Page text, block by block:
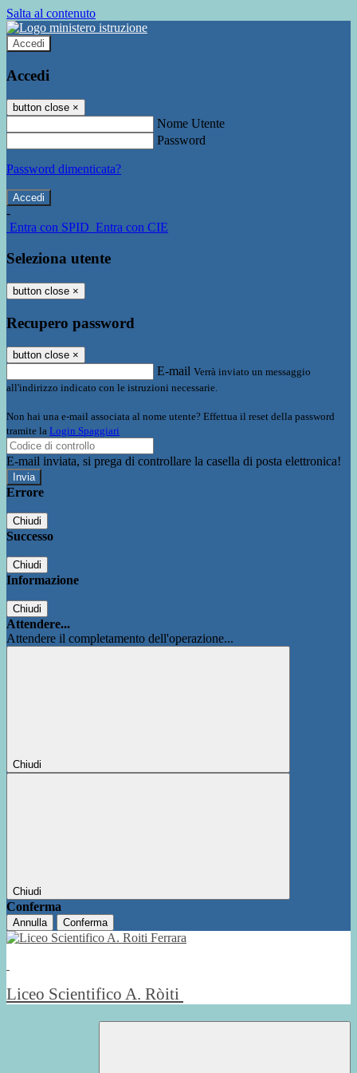
Salta al contenuto
Accedi
Accedi
button close ×
Nome Utente
Password
Password dimenticata?
-
Entra con SPID Entra con CIE
Seleziona utente
button close ×
Recupero password
button close ×
E-mail Verrà inviato un messaggio
all'indirizzo indicato con le istruzioni necessarie.
Non hai una e-mail associata al nome utente? Effettua il reset della password
tramite la Login Spaggiari
E-mail inviata, si prega di controllare la casella di posta elettronica!
Errore
Chiudi
Successo
Chiudi
Informazione
Chiudi
Attendere...
Attendere il completamento dell'operazione...
Chiudi
Chiudi
Conferma
Annulla Conferma
Liceo Scientifico A. Ròiti